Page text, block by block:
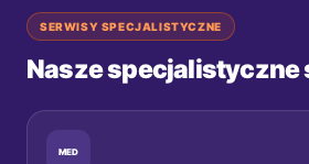
SERWISY SPECJALISTYCZNE
Nasze specjalistyczne
MED